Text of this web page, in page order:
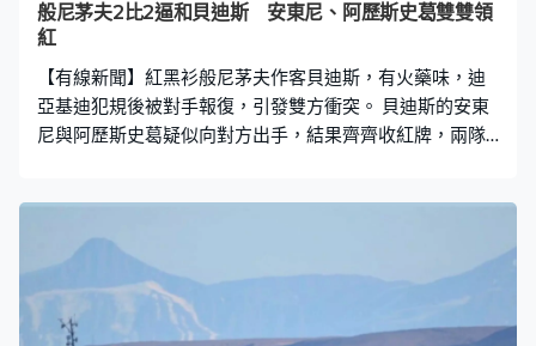
般尼茅夫2比2逼和貝迪斯 安東尼、阿歷斯史葛雙雙領
紅
【有線新聞】紅黑衫般尼茅夫作客貝迪斯，有火藥味，迪
亞基迪犯規後被對手報復，引發雙方衝突。 貝迪斯的安東
尼與阿歷斯史葛疑似向對方出手，結果齊齊收紅牌，兩隊